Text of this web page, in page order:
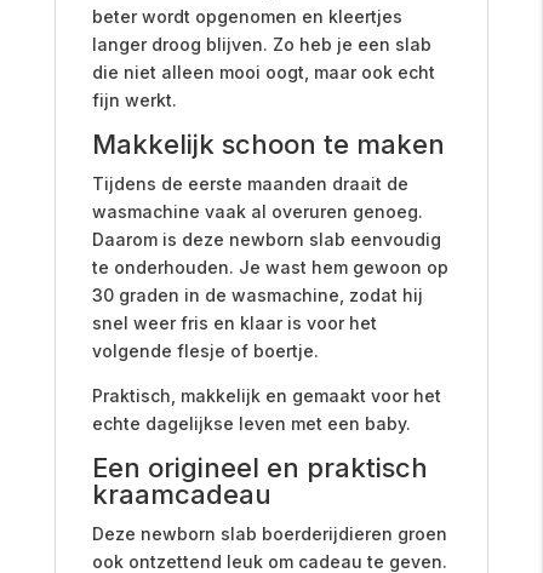
beter wordt opgenomen en kleertjes
langer droog blijven. Zo heb je een slab
die niet alleen mooi oogt, maar ook echt
fijn werkt.
Makkelijk schoon te maken
Tijdens de eerste maanden draait de
wasmachine vaak al overuren genoeg.
Daarom is deze newborn slab eenvoudig
te onderhouden. Je wast hem gewoon op
30 graden in de wasmachine, zodat hij
snel weer fris en klaar is voor het
volgende flesje of boertje.
Praktisch, makkelijk en gemaakt voor het
echte dagelijkse leven met een baby.
Een origineel en praktisch
kraamcadeau
Deze newborn slab boerderijdieren groen
ook ontzettend leuk om cadeau te geven.